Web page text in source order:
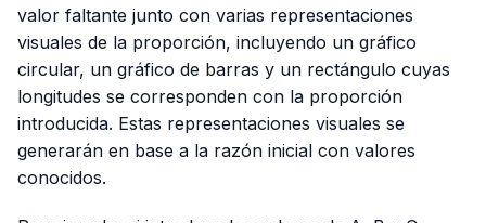
valor faltante junto con varias representaciones
visuales de la proporción, incluyendo un gráfico
circular, un gráfico de barras y un rectángulo cuyas
longitudes se corresponden con la proporción
introducida. Estas representaciones visuales se
generarán en base a la razón inicial con valores
conocidos.